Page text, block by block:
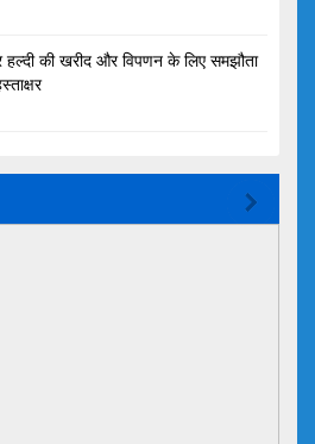
की खरीद और विपणन के लिए समझौता